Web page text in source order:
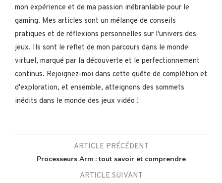
mon expérience et de ma passion inébranlable pour le
gaming. Mes articles sont un mélange de conseils
pratiques et de réflexions personnelles sur l'univers des
jeux. Ils sont le reflet de mon parcours dans le monde
virtuel, marqué par la découverte et le perfectionnement
continus. Rejoignez-moi dans cette quête de complétion et
d'exploration, et ensemble, atteignons des sommets
inédits dans le monde des jeux vidéo !
ARTICLE PRÉCÉDENT
Processeurs Arm : tout savoir et comprendre
ARTICLE SUIVANT